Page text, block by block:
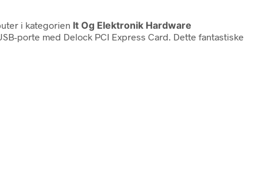
i kategorien It Og Elektronik Hardware
porte med Delock PCI Express Card. Dette fantastiske